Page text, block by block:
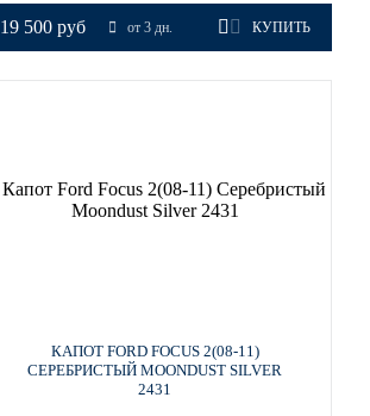
19 500 руб от 3 дн. КУПИТЬ
КАПОТ FORD FOCUS 2(08-11)
СЕРЕБРИСТЫЙ MOONDUST SILVER
2431